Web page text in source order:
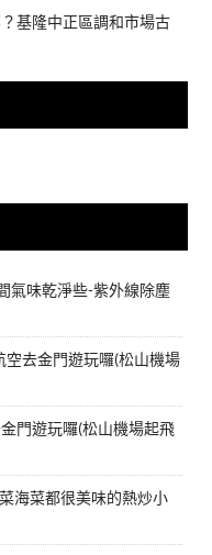
基隆中正區調和市場古
氣味乾淨些-紫外線除塵
空去金門遊玩囉(松山機場
門遊玩囉(松山機場起飛
海菜都很美味的熱炒小